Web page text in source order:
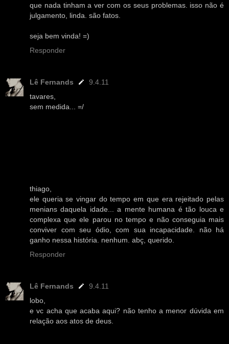
que nada tinham a ver com os seus problemas. isso não é
julgamento, linda. são fatos.
seja bem vinda! =)
Responder
Lê Fernands
9.4.11
tavares,
sem medida... =/
thiago,
ele queria se vingar do tempo em que era rejeitado pelas
menians daquela idade... a mente humana é tão louca e
complexa que ele parou no tempo e não conseguia mais
conviver com seu ódio, com sua incapacidade. não há
ganho nessa história. nenhum. abç, querido.
Responder
Lê Fernands
9.4.11
lobo,
e vc acha que acaba aqui? não tenho a menor dúvida em
relação aos atos de deus.